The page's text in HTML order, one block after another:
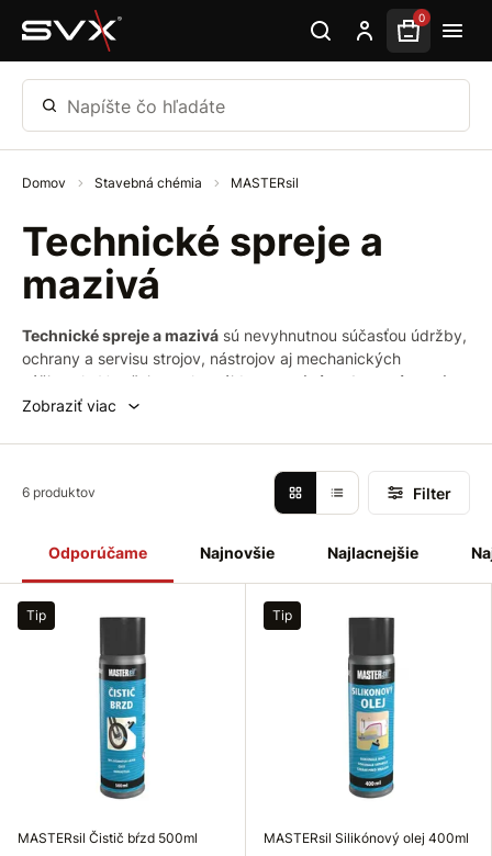
Preskočiť na hlavný obsah 0
Napíšte čo hľadáte
Domov Stavebná chémia MASTERsil
Technické spreje a
mazivá
Technické spreje a mazivá sú nevyhnutnou súčasťou údržby,
ochrany a servisu strojov, nástrojov aj mechanických
súčiastok. V našej ponuke nájdete
mazivá, ochranné spreje,
čističe kontaktov a penetračné prípravky
Produkty sa vyznačujúvysokou účinnosťou, jednoduchou
spoľahlivou ochranou proti opotrebeniu,
korózii a zadieraniu
Technické spreje a mazivá
pomáhajú
predlžovať životnosť zariadení a znižovať náklady na opravy.
Vyberte si
kvalitné technické spreje a mazivá
profesionálnu starostlivosť o techniku!
Zobraziť viac
Odporúčame Najnovšie Najlacnejšie
6 produktov Filter
Tip
MASTERsil Čistič bŕzd 500ml
Tip
MASTERsil Silikónový olej 400ml